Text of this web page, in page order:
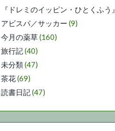
『ドレミのイッピン・ひとくふう』
アビスパ／サッカー (9)
今月の薬草(160)
旅行記 (40)
未分類(47)
茶花(69)
読書日記 (47)